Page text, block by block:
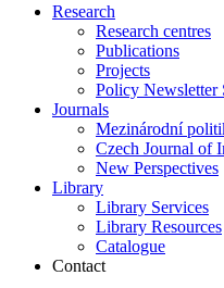
Research
Research centres
Publications
Projects
Policy Newsletter
Journals
Mezinárodní
Czech Journal of
New Perspectives
Library
Library Services
Library Resources
Catalogue
Contact